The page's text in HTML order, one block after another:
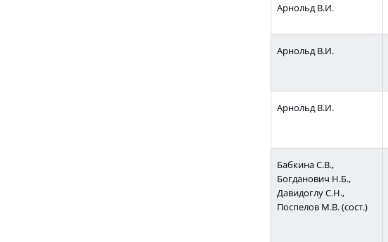
Арнольд В.И.
Арнольд В.И.
Арнольд В.И.
Бабкина С.В.,
Богданович Н.Б.,
Давидоглу С.Н.,
Поспелов М.В. (сост.)